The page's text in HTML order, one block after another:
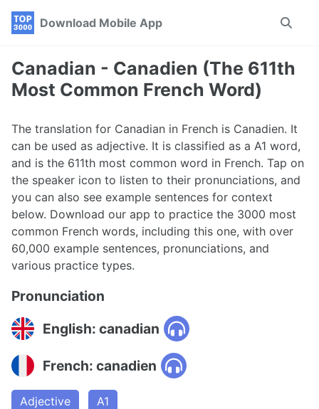
Skip
navigation
Skip
Skip
Download Mobile App
Toggle
Canadian - Canadien (The 611th
Most Common French Word)
The translation for Canadian in French is Canadien. It
can be used as adjective. It is classified as a A1 word,
and is the 611th most common word in French. Tap on
the speaker icon to listen to their pronunciations, and
you can also see example sentences for context
below. Download our app to practice the 3000 most
common French words, including this one, with over
60,000 example sentences, pronunciations, and
various practice types.
Pronunciation
English: canadian
French: canadien
Adjective A1